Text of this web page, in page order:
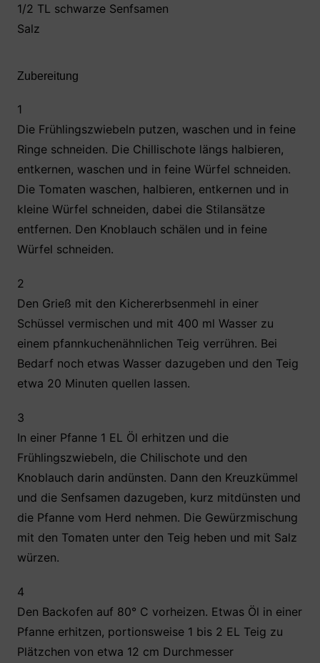
1/2 TL schwarze Senfsamen
Salz
Zubereitung
1
Die Frühlingszwiebeln putzen, waschen und in feine
Ringe schneiden. Die Chillischote längs halbieren,
entkernen, waschen und in feine Würfel schneiden.
Die Tomaten waschen, halbieren, entkernen und in
kleine Würfel schneiden, dabei die Stilansätze
entfernen. Den Knoblauch schälen und in feine
Würfel schneiden.
2
Den Grieß mit den Kichererbsenmehl in einer
Schüssel vermischen und mit 400 ml Wasser zu
einem pfannkuchenähnlichen Teig verrühren. Bei
Bedarf noch etwas Wasser dazugeben und den Teig
etwa 20 Minuten quellen lassen.
3
In einer Pfanne 1 EL Öl erhitzen und die
Frühlingszwiebeln, die Chilischote und den
Knoblauch darin andünsten. Dann den Kreuzkümmel
und die Senfsamen dazugeben, kurz mitdünsten und
die Pfanne vom Herd nehmen. Die Gewürzmischung
mit den Tomaten unter den Teig heben und mit Salz
würzen.
4
Den Backofen auf 80° C vorheizen. Etwas Öl in einer
Pfanne erhitzen, portionsweise 1 bis 2 EL Teig zu
Plätzchen von etwa 12 cm Durchmesser